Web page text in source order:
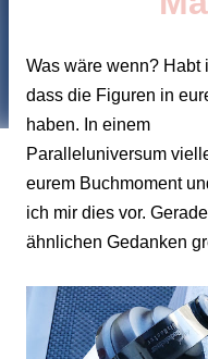
Was wäre wenn? Habt
dass die Figuren in
haben. In einem
Paralleluniversum
eurem Buchmoment
ich mir dies vor.
ähnlichen Gedanken